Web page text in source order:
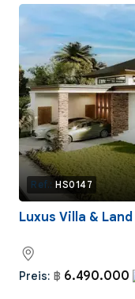
Ref.: HS0147
Luxus Villa & Land
Preis: ฿ 6.490.000